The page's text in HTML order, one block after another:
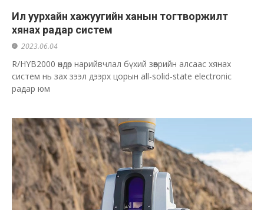
Ил уурхайн хажуугийн ханын тогтворжилт
хянах радар систем
2023.06.04
R/HYB2000 өндөр нарийвчлал бүхий зөөврийн алсаас хянах
систем нь зах зээл дээрх цорын all-solid-state electronic
радар юм